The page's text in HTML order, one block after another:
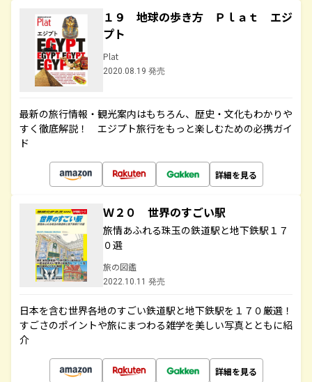
１９ 地球の歩き方 Ｐｌａｔ エジ
プト
Plat
2020.08.19 発売
最新の旅行情報・観光案内はもちろん、歴史・文化もわかりや
すく徹底解説！ エジプト旅行をもっと楽しむための必携ガイ
ド
詳細を見る
Ｗ２０ 世界のすごい駅
旅情あふれる珠玉の鉄道駅と地下鉄駅１７
０選
旅の図鑑
2022.10.11 発売
日本を含む世界各地のすごい鉄道駅と地下鉄駅を１７０厳選！
すごさのポイントや旅にまつわる雑学を美しい写真とともに紹
介
詳細を見る